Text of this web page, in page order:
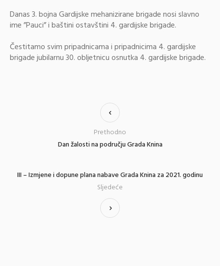
Danas 3. bojna Gardijske mehanizirane brigade nosi slavno
ime ”Pauci” i baštini ostavštini 4. gardijske brigade.
Čestitamo svim pripadnicama i pripadnicima 4. gardijske
brigade jubilarnu 30. obljetnicu osnutka 4. gardijske brigade.
Dan žalosti na području Grada Knina
Prethodno
III – Izmjene i dopune plana nabave Grada Knina za 2021. godinu
Sljedeće